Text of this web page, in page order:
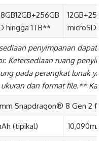
hingga 1TB**
microSD
penyimpanan dapat
Ketersediaan ruang
pada perangkat lunak
dan format file.**
Snapdragon® 8 Gen 2 for
(tipikal)